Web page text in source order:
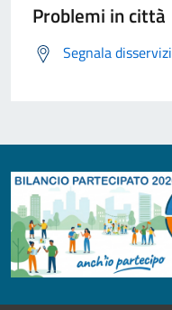
Problemi in città
Segnala